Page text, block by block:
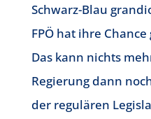
Schwarz-Blau
FPÖ hat ihre
Das kann nichts
Regierung dann
der regulären